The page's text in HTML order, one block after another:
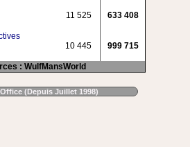
11 525 633 408
10 445 999 715
: WulfMansWorld
(Depuis Juillet 1998)